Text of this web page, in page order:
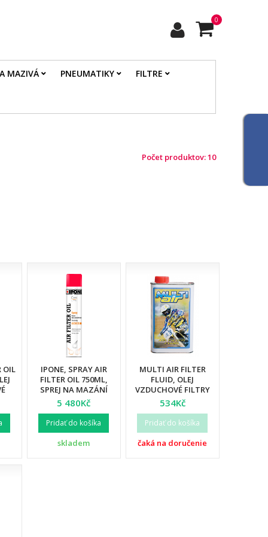
0
MAZIVÁ PNEUMATIKY FILTRE
Počet produktov: 10
OIL
-
IPONE, SPRAY AIR
FILTER OIL 750ML,
SPREJ NA MAZÁNÍ
VZDUCHOVÉHO
FILTRU (CARELINE)
(12)
5 480Kč
Pridať do košíka
skladem
MULTI AIR FILTER
FLUID, OLEJ
VZDUCHOVÉ FILTRY
1L (AKC) (12)
534Kč
Pridať do košíka
čaká na doručenie